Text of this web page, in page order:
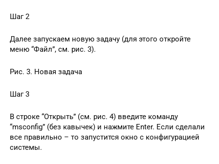
Шаг 2
Далее запускаем новую задачу (для этого откройте
меню “Файл”, см. рис. 3).
Рис. 3. Новая задача
Шаг 3
В строке “Открыть” (см. рис. 4) введите команду
“msconfig” (без кавычек) и нажмите Enter. Если сделали
все правильно – то запустится окно с конфигурацией
системы.